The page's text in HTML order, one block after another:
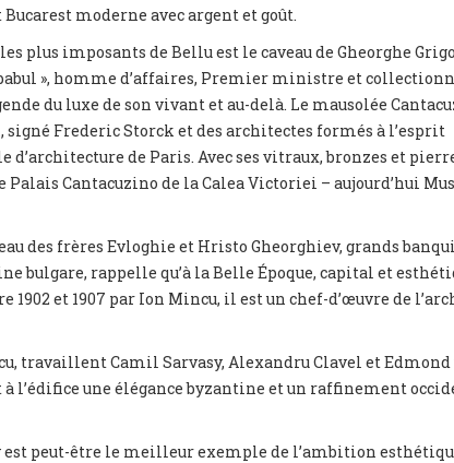
moderne avec argent et goût.
plus imposants de Bellu est le caveau de Gheorghe
», homme d’affaires, Premier ministre et
du luxe de son vivant et au-delà. Le mausolée
Frederic Storck et des architectes formés à l’esprit
d’architecture de Paris. Avec ses vitraux, bronzes et
Palais Cantacuzino de la Calea Victoriei – aujourd’hui
des frères Evloghie et Hristo Gheorghiev, grands
bulgare, rappelle qu’à la Belle Époque, capital et
1902 et 1907 par Ion Mincu, il est un chef-d’œuvre de
travaillent Camil Sarvasy, Alexandru Clavel et Edmond
l’édifice une élégance byzantine et un raffinement
est peut-être le meilleur exemple de l’ambition